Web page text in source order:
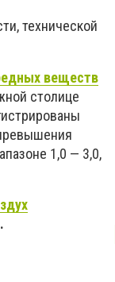
технической
веществ
столице
1,0 — 3,0,